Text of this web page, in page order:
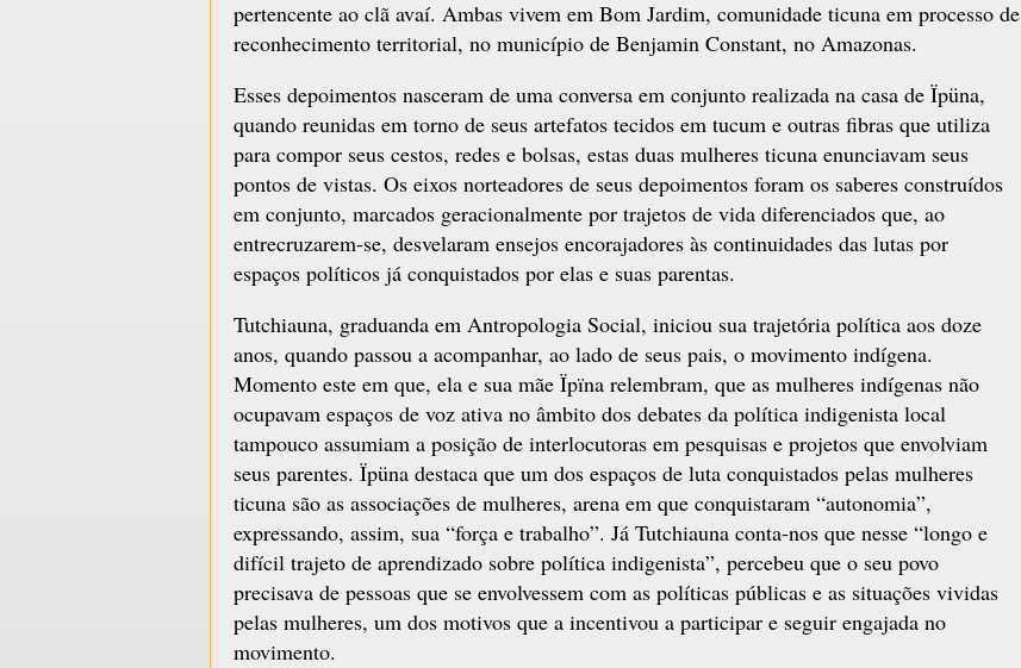
pertencente ao clã avaí. Ambas vivem em Bom Jardim, comunidade ticuna em processo de
reconhecimento territorial, no município de Benjamin Constant, no Amazonas.
Esses depoimentos nasceram de uma conversa em conjunto realizada na casa de Ïpüna,
quando reunidas em torno de seus artefatos tecidos em tucum e outras fibras que utiliza
para compor seus cestos, redes e bolsas, estas duas mulheres ticuna enunciavam seus
pontos de vistas. Os eixos norteadores de seus depoimentos foram os saberes construídos
em conjunto, marcados geracionalmente por trajetos de vida diferenciados que, ao
entrecruzarem-se, desvelaram ensejos encorajadores às continuidades das lutas por
espaços políticos já conquistados por elas e suas parentas.
Tutchiauna, graduanda em Antropologia Social, iniciou sua trajetória política aos doze
anos, quando passou a acompanhar, ao lado de seus pais, o movimento indígena.
Momento este em que, ela e sua mãe Ïpïna relembram, que as mulheres indígenas não
ocupavam espaços de voz ativa no âmbito dos debates da política indigenista local
tampouco assumiam a posição de interlocutoras em pesquisas e projetos que envolviam
seus parentes. Ïpüna destaca que um dos espaços de luta conquistados pelas mulheres
ticuna são as associações de mulheres, arena em que conquistaram “autonomia”,
expressando, assim, sua “força e trabalho”. Já Tutchiauna conta-nos que nesse “longo e
difícil trajeto de aprendizado sobre política indigenista”, percebeu que o seu povo
precisava de pessoas que se envolvessem com as políticas públicas e as situações vividas
pelas mulheres, um dos motivos que a incentivou a participar e seguir engajada no
movimento.